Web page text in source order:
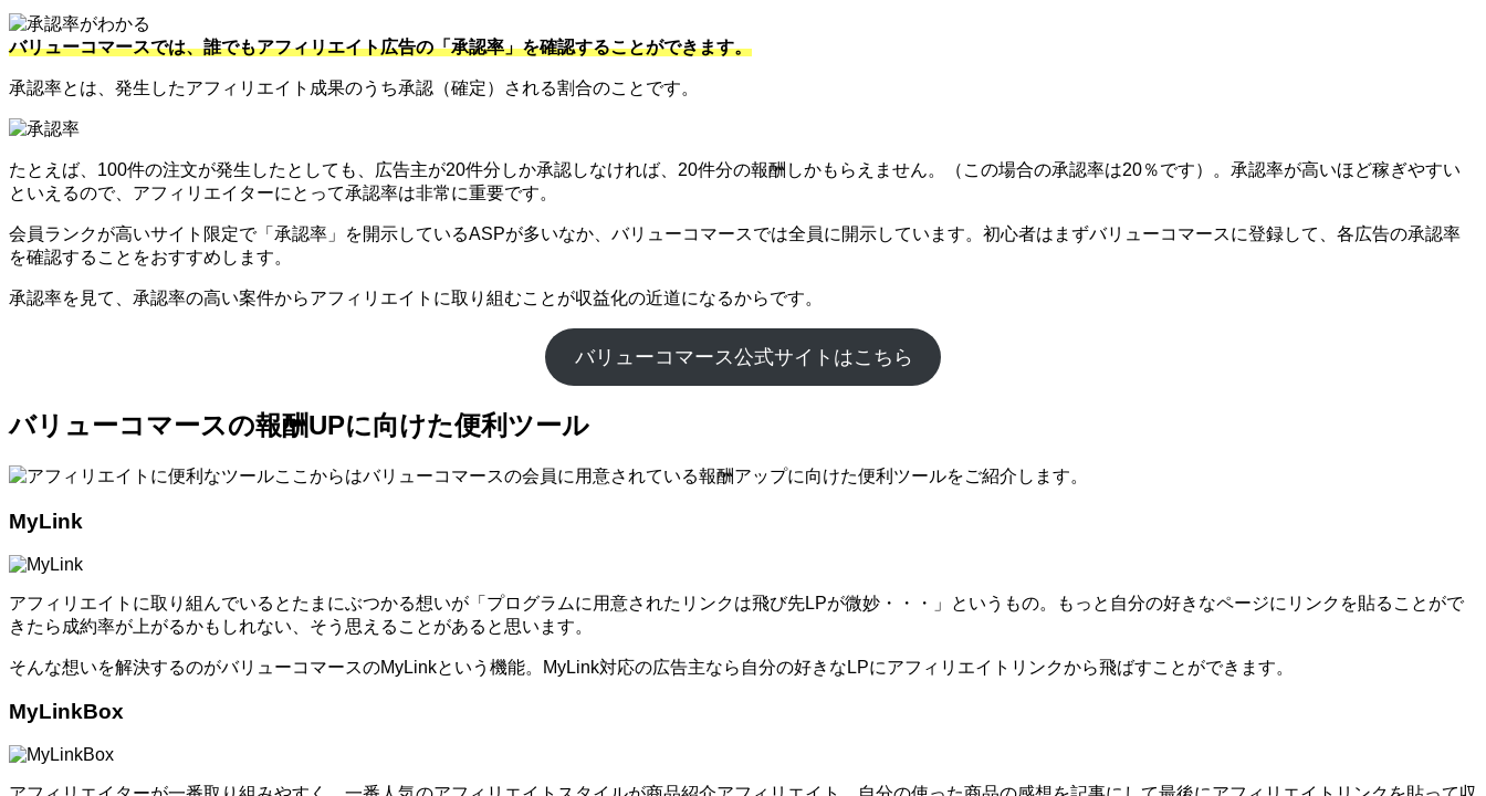
バリューコマースでは、誰でもアフィリエイト広告の「承認率」を確認することができます。
承認率とは、発生したアフィリエイト成果のうち承認（確定）される割合のことです。
たとえば、100件の注文が発生したとしても、広告主が20件分しか承認しなければ、20件分の報酬しかもらえません。（この場合の承認率は20％です）。承認率が高いほど稼ぎやすい
といえるので、アフィリエイターにとって承認率は非常に重要です。
会員ランクが高いサイト限定で「承認率」を開示しているASPが多いなか、バリューコマースでは全員に開示しています。初心者はまずバリューコマースに登録して、各広告の承認率
を確認することをおすすめします。
承認率を見て、承認率の高い案件からアフィリエイトに取り組むことが収益化の近道になるからです。
バリューコマース公式サイトはこちら
バリューコマースの報酬UPに向けた便利ツール
ここからはバリューコマースの会員に用意されている報酬アップに向けた便利ツールをご紹介します。
MyLink
アフィリエイトに取り組んでいるとたまにぶつかる想いが「プログラムに用意されたリンクは飛び先LPが微妙・・・」というもの。もっと自分の好きなページにリンクを貼ることがで
きたら成約率が上がるかもしれない、そう思えることがあると思います。
そんな想いを解決するのがバリューコマースのMyLinkという機能。MyLink対応の広告主なら自分の好きなLPにアフィリエイトリンクから飛ばすことができます。
MyLinkBox